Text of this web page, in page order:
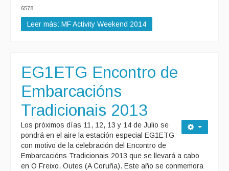
6578
Leer más: MF Activity Weekend 2014
EG1ETG Encontro de
Embarcacións
Tradicionais 2013
Los próximos días 11, 12, 13 y 14 de Julio se
pondrá en el aire la estación especial EG1ETG
con motivo de la celebración del Encontro de
Embarcacións Tradicionais 2013 que se llevará a cabo
en O Freixo, Outes (A Coruña). Este año se conmemora